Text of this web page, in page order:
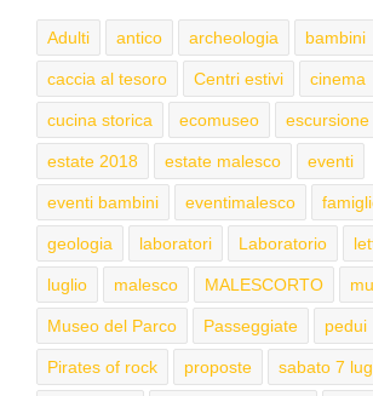
Adulti antico archeologia bambini
caccia al tesoro Centri estivi cinema
cucina storica ecomuseo escursione
estate 2018 estate malesco eventi
eventi bambini eventimalesco
geologia laboratori Laboratorio
luglio malesco MALESCORTO
Museo del Parco Passeggiate pedui
Pirates of rock proposte sabato 7